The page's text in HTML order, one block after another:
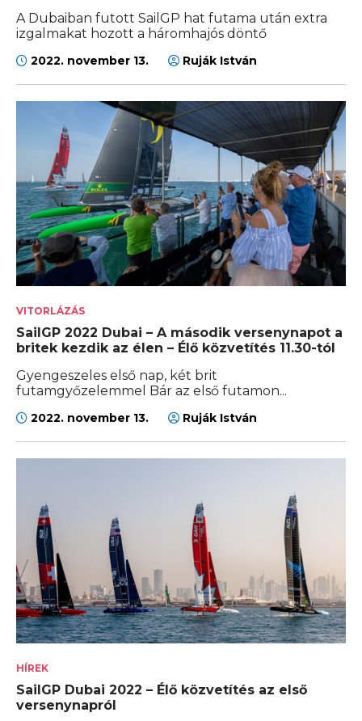
A Dubaiban futott SailGP hat futama után extra
izgalmakat hozott a háromhajós döntő
2022. november 13. Ruják István
VITORLÁZÁS
SailGP 2022 Dubai – A második versenynapot a
britek kezdik az élen – Élő közvetítés 11.30-tól
Gyengeszeles első nap, két brit
futamgyőzelemmel Bár az első futamon...
2022. november 13. Ruják István
HÍREK
SailGP Dubai 2022 – Élő közvetítés az első
versenynapról